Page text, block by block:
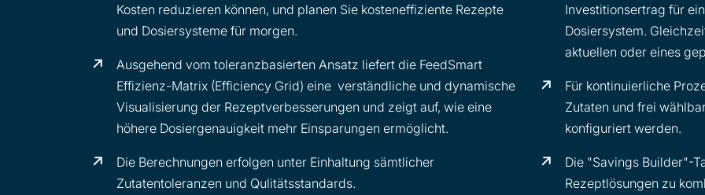
Kosten reduzieren können, und planen Sie kosteneffiziente Rezepte
und Dosiersysteme für morgen.
Ausgehend vom toleranzbasierten Ansatz liefert die FeedSmart
Effizienz-Matrix (Efficiency Grid) eine verständliche und dynamische
Visualisierung der Rezeptverbesserungen und zeigt auf, wie eine
höhere Dosiergenauigkeit mehr Einsparungen ermöglicht.
Die Berechnungen erfolgen unter Einhaltung sämtlicher
Zutatentoleranzen und Qulitätsstandards.
Investitionsertrag für
Dosiersystem.
aktuellen oder eines
Für kontinuierliche
Zutaten und frei
konfiguriert werden.
Die "Savings Builder"-
Rezeptlösungen zu